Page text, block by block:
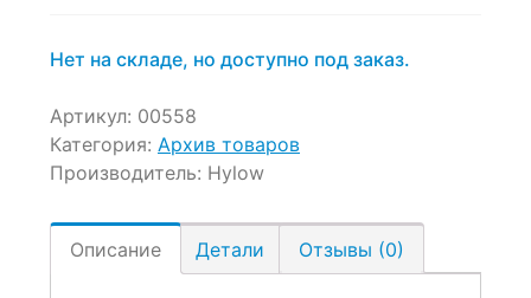
2,690 ₽.
Нет на складе, но доступно под заказ.
Артикул: 00558
Категория: Архив товаров
Производитель: Hylow
Описание Детали Отзывы (0)